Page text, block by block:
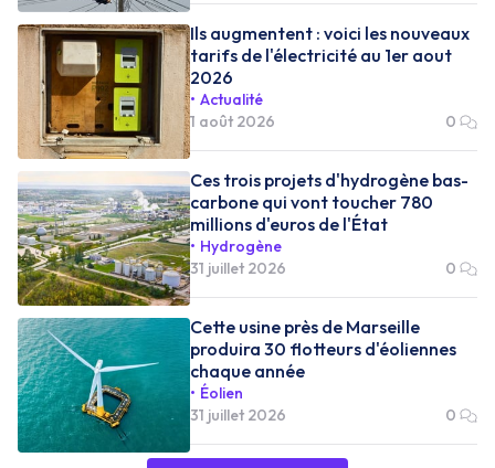
Ils augmentent : voici les nouveaux
tarifs de l'électricité au 1er aout
2026
Actualité
1 août 2026
0
Ces trois projets d'hydrogène bas-
carbone qui vont toucher 780
millions d'euros de l'État
Hydrogène
31 juillet 2026
0
Cette usine près de Marseille
produira 30 flotteurs d'éoliennes
chaque année
Éolien
31 juillet 2026
0